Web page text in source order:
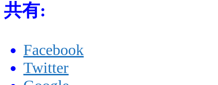
共有:
Facebook
Twitter